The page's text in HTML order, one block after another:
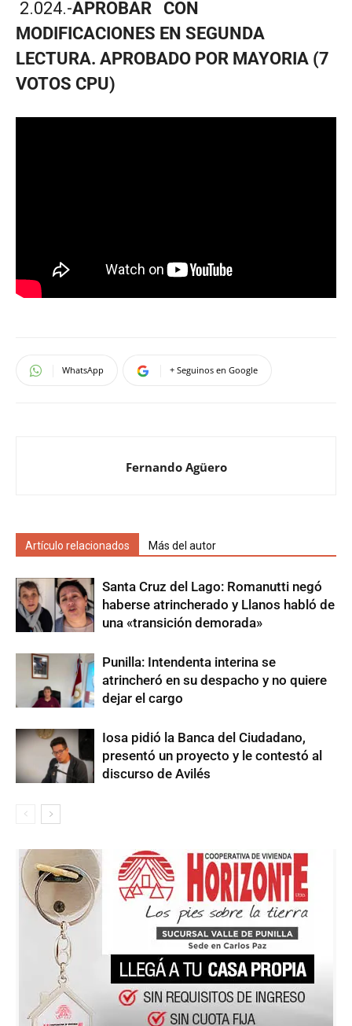
2.024.-APROBAR CON
MODIFICACIONES EN SEGUNDA
LECTURA. APROBADO POR MAYORIA (7
VOTOS CPU)
WhatsApp + Seguinos en Google
Fernando Agüero
Artículo relacionados Más del autor
Santa Cruz del Lago: Romanutti negó
haberse atrincherado y Llanos habló de
una «transición demorada»
Punilla: Intendenta interina se
atrincheró en su despacho y no quiere
dejar el cargo
Iosa pidió la Banca del Ciudadano,
presentó un proyecto y le contestó al
discurso de Avilés